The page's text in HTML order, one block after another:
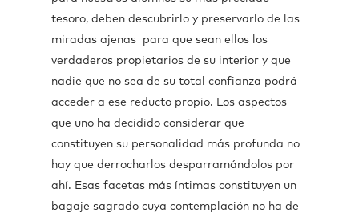
tesoro, deben descubrirlo y preservarlo de las
miradas ajenas para que sean ellos los
verdaderos propietarios de su interior y que
nadie que no sea de su total confianza podrá
acceder a ese reducto propio. Los aspectos
que uno ha decidido considerar que
constituyen su personalidad más profunda no
hay que derrocharlos desparramándolos por
ahí. Esas facetas más íntimas constituyen un
bagaje sagrado cuya contemplación no ha de